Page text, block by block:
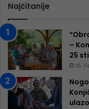
Najčitanije
–
25
15.